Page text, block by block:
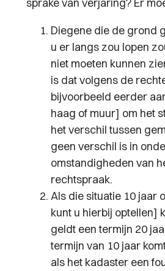
Diegene die de grond
u er langs zou lopen
niet moeten kunnen
is dat volgens de
bijvoorbeeld eerder
haag of muur] om het
het verschil tussen
geen verschil is in
omstandigheden van
rechtspraak.
Als die situatie 10 jaar
kunt u hierbij optellen]
geldt een termijn 20
termijn van 10 jaar
als het kadaster een